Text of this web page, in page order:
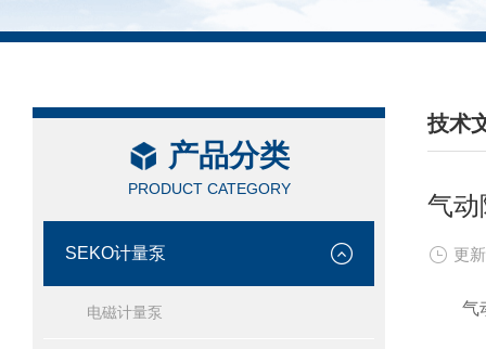
产品分类
PRODUCT CATEGORY
SEKO计量泵
电磁计量泵
技术
/
气动
更
气动